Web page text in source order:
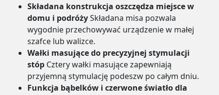
Składana konstrukcja oszczędza miejsce w
domu i podróżySkładana misa pozwala
wygodnie przechowywać urządzenie w małej
szafce lub walizce.
Wałki masujące do precyzyjnej stymulacji
stóp Cztery wałki masujące zapewniają
przyjemną stymulację podeszw po całym dniu.
Funkcja bąbelków i czerwone światło dla